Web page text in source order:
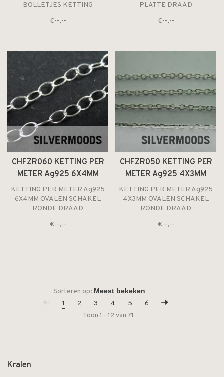
KETTING
BOLLETJES KETTING
€--,--
PLATTE DRAAD
€--,--
CHFZR060 KETTING PER
METER Ag925 6X4MM
OVALEN SCHAKEL RONDE
DRAAD
KETTING PER METER Ag925
6X4MM OVALEN SCHAKEL
RONDE DRAAD
€--,--
CHFZR050 KETTING PER
METER Ag925 4X3MM
OVALEN SCHAKEL RONDE
DRAAD
KETTING PER METER Ag925
4X3MM OVALEN SCHAKEL
RONDE DRAAD
€--,--
Sorteren op:
1
2 3 4 5
6
Toon 1 - 12 van 71
Kralen